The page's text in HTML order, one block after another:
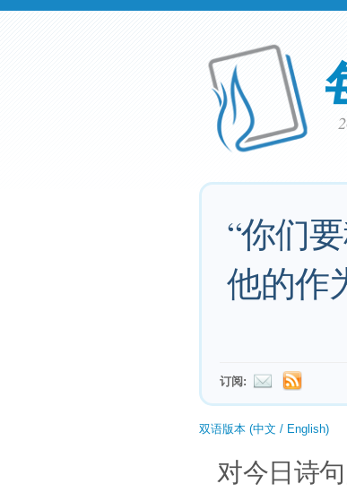
“你们
他的作
订阅:
双语版本 (中文 / English)
对今日诗